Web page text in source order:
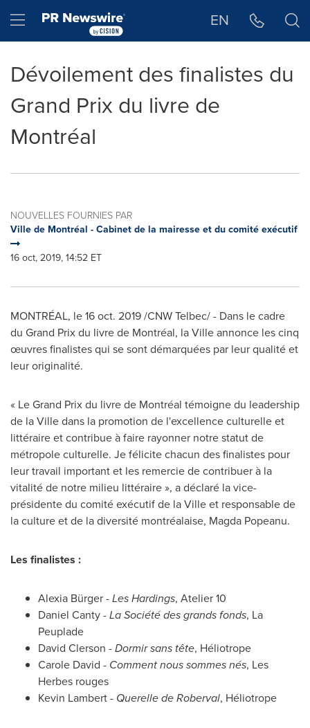
Hamburger menu EN
Dévoilement des finalistes du
Grand Prix du livre de
Montréal
NOUVELLES FOURNIES PAR
Ville de Montréal - Cabinet de la mairesse et du comité exécutif
16 oct, 2019, 14:52 ET
MONTRÉAL, le16 oct. 2019/CNW Telbec/ - Dans le cadre
du Grand Prix du livre de Montréal, la Ville annonce les cinq
œuvres finalistes qui se sont démarquées par leur qualité et
leur originalité.
« Le Grand Prixdu livre de Montréal témoigne du leadership
de la Ville dans la promotion de l'excellence culturelle et
littéraire et contribue à faire rayonner notre statut de
métropole culturelle. Je félicite chacun des finalistes pour
leur travail important et les remercie de contribuer à la
vitalité de notre milieu littéraire », a déclaré la vice-
présidente du comité exécutif de la Ville et responsable de
la culture et de la diversité montréalaise, Magda Popeanu.
Les finalistes :
Alexia Bürger -Les Hardings, Atelier 10
Daniel Canty-La Sociétédes grands fonds, La
Peuplade
David Clerson -Dormir sans tête, Héliotrope
Carole David - Comment nous sommes nés, Les
Herbes rouges
Kevin Lambert- Querelle deRoberval, Héliotrope